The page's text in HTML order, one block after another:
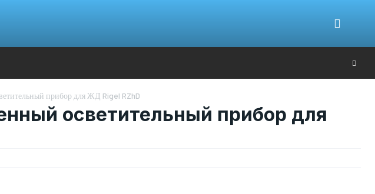
прибор для ЖД Rigel RZhD
осветительный прибор для